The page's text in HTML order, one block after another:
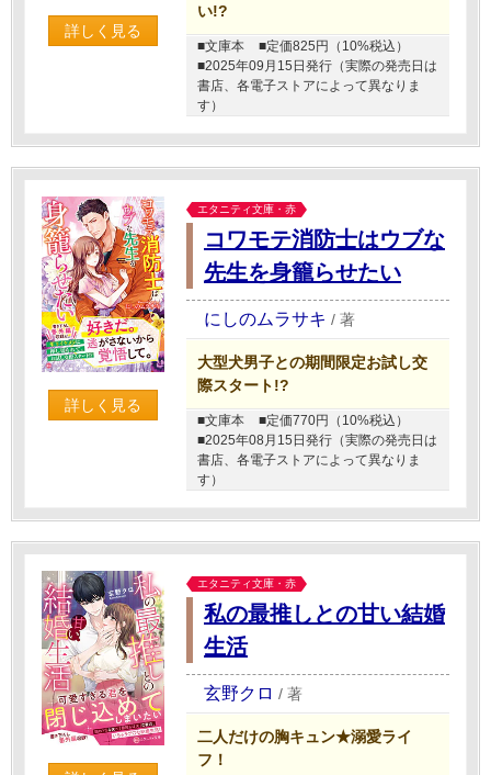
詳しく見る
い!?
■文庫本
■定価825円（10%税込）
■2025年09月15日発行（実際の発売日は
書店、各電子ストアによって異なりま
す）
詳しく見る
エタニティ文庫・赤
コワモテ消防士はウブな
先生を身籠らせたい
にしのムラサキ / 著
大型犬男子との期間限定お試し交
際スタート!?
■文庫本
■定価770円（10%税込）
■2025年08月15日発行（実際の発売日は
書店、各電子ストアによって異なりま
す）
エタニティ文庫・赤
私の最推しとの甘い結婚
生活
玄野クロ / 著
二人だけの胸キュン★溺愛ライ
フ！